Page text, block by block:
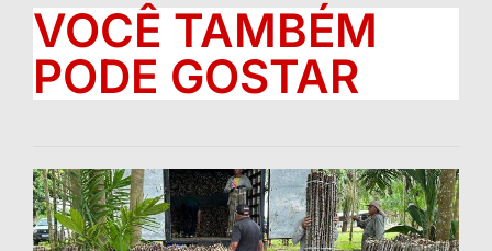
VOCÊ TAMBÉM
PODE GOSTAR